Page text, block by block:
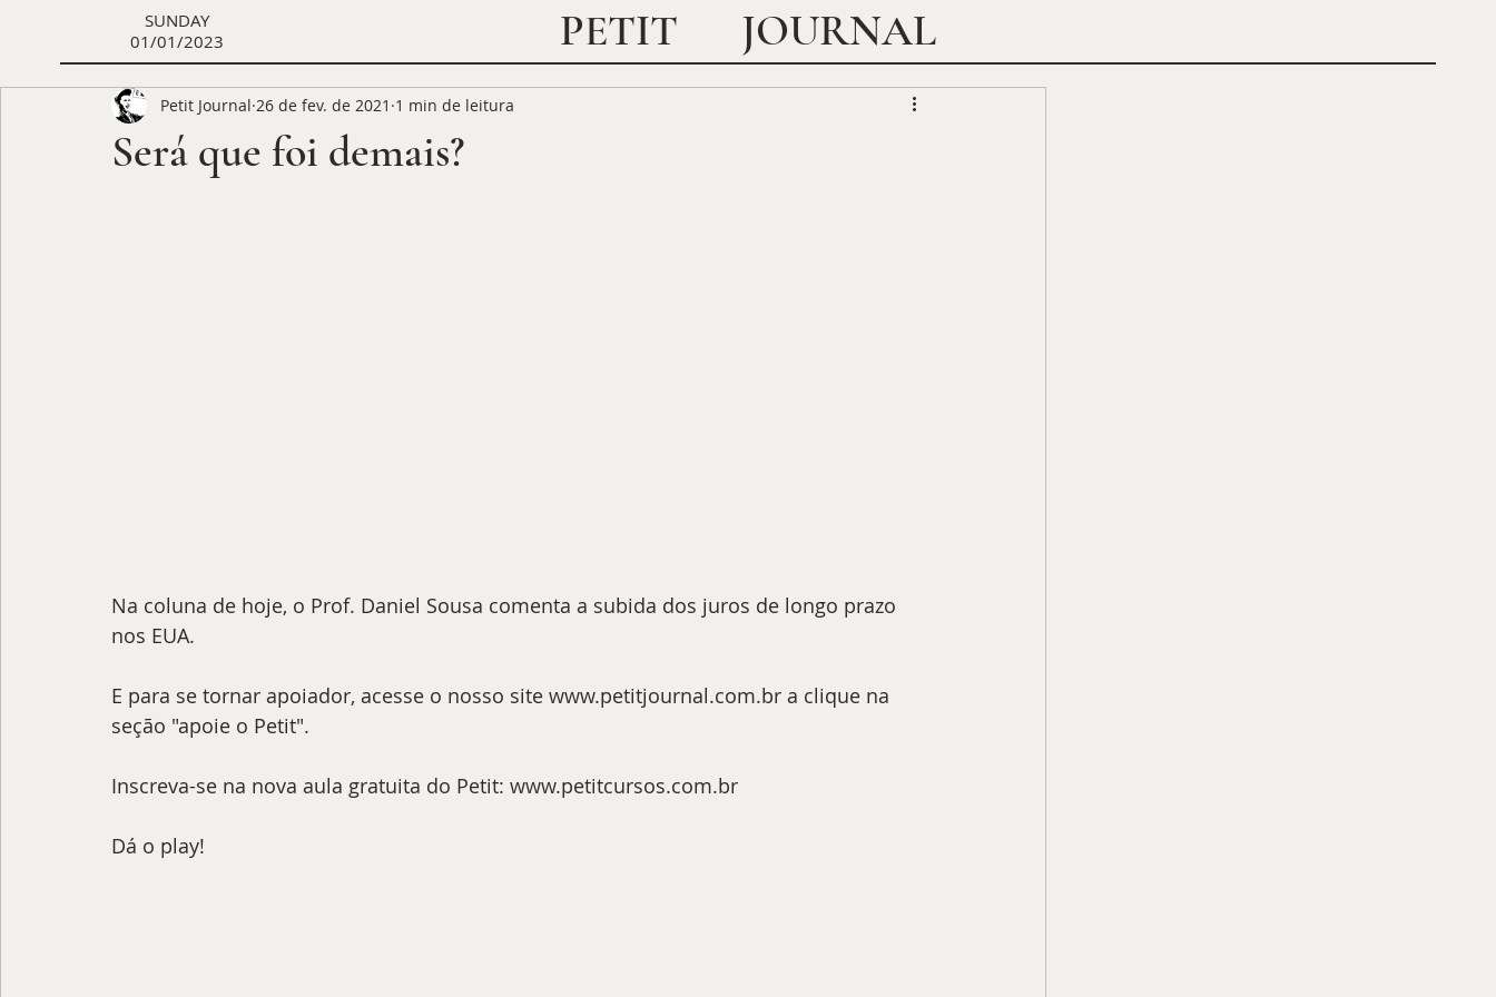
PETIT JOURNAL
SUNDAY
01/01/2023
Será que foi demais?
Petit Journal 26 de fev. de 2021 1 min de leitura
Na coluna de hoje, o Prof. Daniel Sousa comenta a subida dos juros de longo prazo
nos EUA.
E para se tornar apoiador, acesse o nosso site www.petitjournal.com.br a clique na
seção "apoie o Petit".
Inscreva-se na nova aula gratuita do Petit: www.petitcursos.com.br
Dá o play!